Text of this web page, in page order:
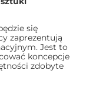
się
zaprezentują
Jest to
koncepcje
zdobyte